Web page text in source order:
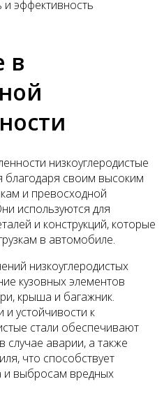
и эффективность
в
низкоуглеродистые
своим высоким
и превосходной
используются для
и конструкций, которые
в автомобиле.
низкоуглеродистых
кузовных элементов
крыша и багажник.
и устойчивости к
стали обеспечивают
случае аварии, а также
что способствует
и выбросам вредных